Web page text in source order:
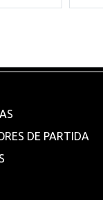
DE PARTIDA